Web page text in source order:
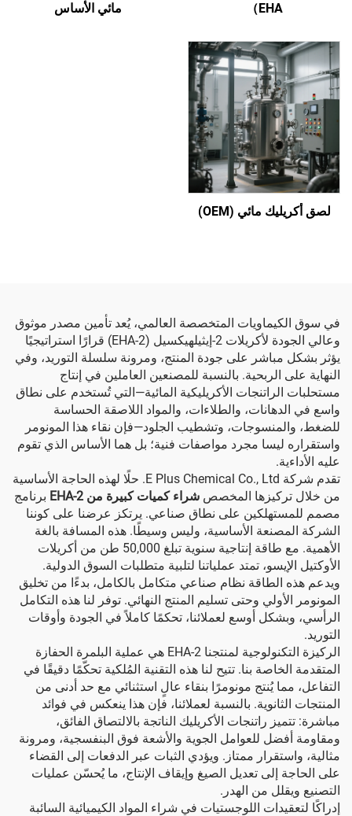
EHA） مائي الأساس
لصق أكريليك مائي (OEM)
في سوق الكيماويات المتخصصة العالمي، يُعد تأمين مصدر موثوق
وعالي الجودة لأكريلات 2-إيثيلهيكسيل (2-EHA) قرارًا استراتيجيًا
يؤثر بشكل مباشر على جودة المنتج، ومرونة سلسلة التوريد، وفي
النهاية على الربحية. بالنسبة للمصنعين العاملين في إنتاج
مستحلبات الراتنجات الأكريليكية المائية—التي تُستخدم على نطاق
واسع في الدهانات، والطلاءات، والمواد اللاصقة الحساسة
للضغط، والمنسوجات، وتشطيب الجلود—فإن نقاء هذا المونومر
واستقراره ليسا مجرد مواصفات فنية؛ بل هما الأساس الذي تقوم
عليه الأداءية.
تقدم شركة E Plus Chemical Co., Ltd. حلًا لهذه الحاجة الأساسية
من خلال تركيزها المخصصشراء كميات كبيرة من 2-EHA
برنامج
مصمم للمستهلكين على نطاق صناعي. يرتكز عرضنا على كوننا
الشركة المصنعة الأساسية، وليس وسيطًا. هذه المسافة بالغة
الأهمية. مع طاقة إنتاجية سنوية تبلغ 50,000 طن من أكريلات
الأوكتيل الإيسو، تمتد عملياتنا لتلبية متطلبات السوق الدولية.
ويدعم هذه الطاقة نظام صناعي متكامل بالكامل، بدءًا من تخليق
المونومر الأولي وحتى تسليم المنتج النهائي. توفر لنا هذه التكامل
الرأسي، وبشكل أوسع لعملائنا، تحكمًا كاملاً في الجودة وأوقات
التوريد.
الركيزة التكنولوجية لمنتجنا 2-EHA هي عملية البلمرة الحفازة
المتقدمة الخاصة بنا. تتيح لنا هذه التقنية المُلكية تحكّمًا دقيقًا في
التفاعل، مما يُنتج مونومرًا بنقاء عالٍ استثنائي مع حد أدنى من
المنتجات الثانوية. بالنسبة لعملائنا، فإن هذا ينعكس في فوائد
مباشرة: تتميز راتنجات الأكريليك الناتجة بالالتصاق الفائق،
ومقاومة أفضل للعوامل الجوية والأشعة فوق البنفسجية، ومرونة
مثالية، واستقرار ممتاز. ويؤدي الثبات عبر الدفعات إلى القضاء
على الحاجة إلى تعديل الصيغ وإيقاف الإنتاج، ما يُحسّن عمليات
التصنيع ويقلل من الهدر.
إدراكًا لتعقيدات اللوجستيات في شراء المواد الكيميائية السائبة